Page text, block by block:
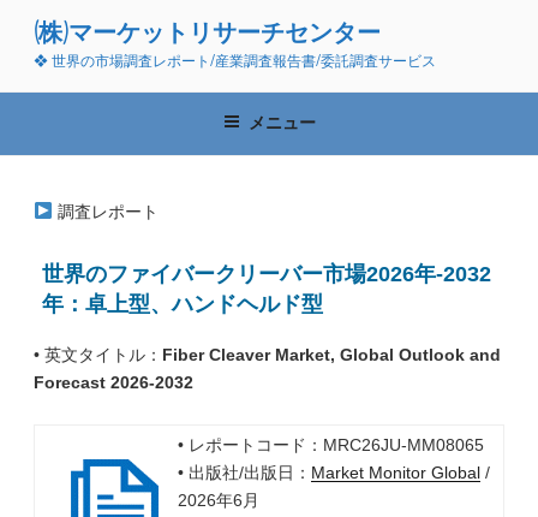
ン
(株)マーケットリサーチセンター
❖ 世界の市場調査レポート/産業調査報告書/委託調査サービス
メニュー
調査レポート
世界のファイバークリーバー市場2026年-2032
年：卓上型、ハンドヘルド型
• 英文タイトル： Fiber Cleaver Market, Global Outlook and
Forecast 2026-2032
• レポートコード：MRC26JU-MM08065
• 出版社/出版日： Market Monitor Global/
2026年6月